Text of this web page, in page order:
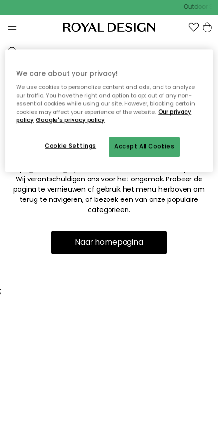
Outdoor
Sorry! De pagina waarnaar
je hebt gezocht kan niet
worden weergegeven.
Wij verontschuldigen ons voor het ongemak. Probeer de
pagina te vernieuwen of gebruik het menu hierboven om
terug te navigeren, of bezoek een van onze populaire
categorieën.
Naar homepagina
;
We care about your privacy!
We use cookies to personalize content and ads, and to analyze
our traffic. You have the right and option to opt out of any non-
essential cookies while using our site. However, blocking certain
cookies may affect your experience of the website. Our privacy
policy Google's privacy policy
Accept All Cookies
Cookie Settings